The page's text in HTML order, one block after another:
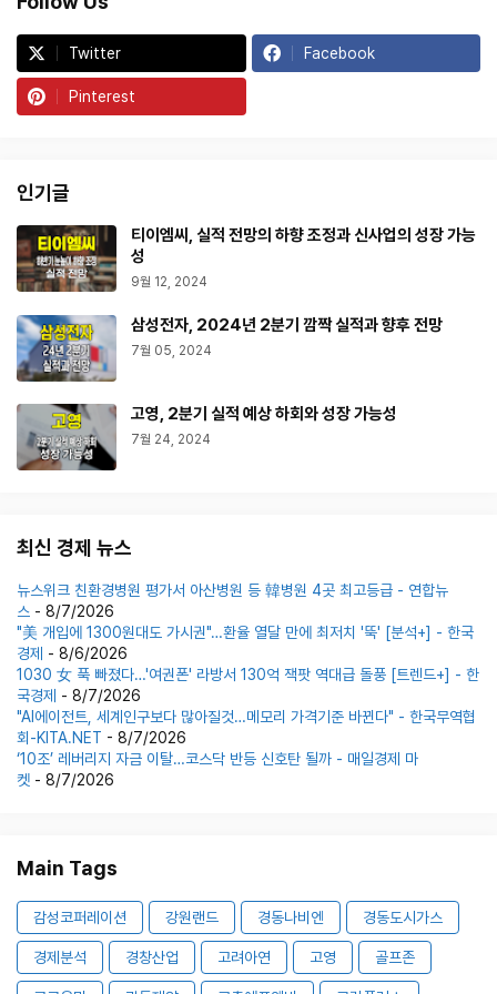
Twitter Facebook
Pinterest
인기글
티이엠씨, 실적 전망의 하향 조정과 신사업의 성장 가능
성
9월 12, 2024
삼성전자, 2024년 2분기 깜짝 실적과 향후 전망
7월 05, 2024
고영, 2분기 실적 예상 하회와 성장 가능성
7월 24, 2024
최신 경제 뉴스
뉴스위크 친환경병원 평가서 아산병원 등 韓병원 4곳 최고등급 - 연합뉴
스 - 8/7/2026
"美 개입에 1300원대도 가시권"…환율 열달 만에 최저치 '뚝' [분석+] - 한국
경제 - 8/6/2026
1030 女 푹 빠졌다…'여권폰' 라방서 130억 잭팟 역대급 돌풍 [트렌드+] - 한
국경제 - 8/7/2026
"AI에이전트, 세계인구보다 많아질것…메모리 가격기준 바뀐다" - 한국무역협
회-KITA.NET - 8/7/2026
‘10조’ 레버리지 자금 이탈…코스닥 반등 신호탄 될까 - 매일경제 마
켓 - 8/7/2026
Main Tags
감성코퍼레이션 강원랜드 경동나비엔 경동도시가스
경제분석 경창산업 고려아연 고영 골프존